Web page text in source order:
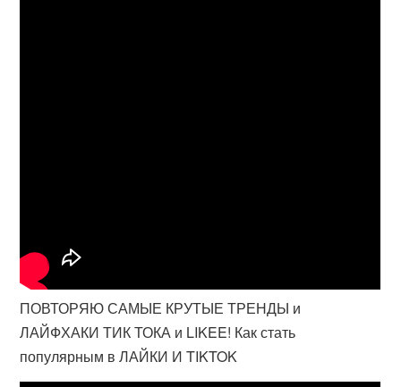
ПОВТОРЯЮ САМЫЕ КРУТЫЕ ТРЕНДЫ и
ЛАЙФХАКИ ТИК ТОКА и LIKEE! Как стать
популярным в ЛАЙКИ И TIKTOK